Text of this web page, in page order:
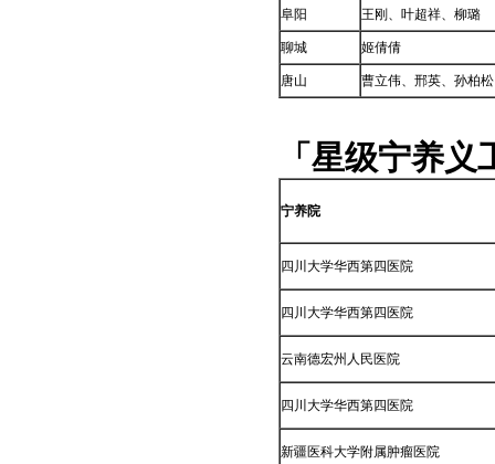
阜阳 王刚、叶超祥、柳璐
聊城 姬倩倩
唐山 曹立伟、邢英、孙柏
「星级宁养义
宁养院
四川大学华西第四医院
四川大学华西第四医院
云南德宏州人民医院
四川大学华西第四医院
新疆医科大学附属肿瘤医院